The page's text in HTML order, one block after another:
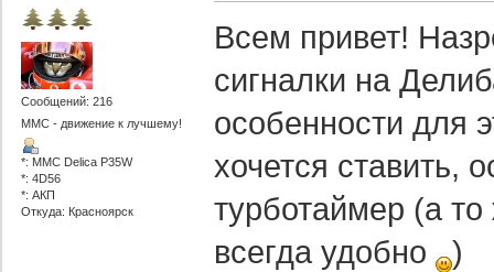
Сообщений: 216
ММС - движение к лучшему!
*: MMC Delica P35W
*: 4D56
*: АКП
Откуда: Красноярск
Всем привет!
сигналки на
особенности для
хочется ставить,
турботаймер (а
всегда удобно
)